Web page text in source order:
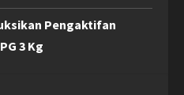
Pengaktifan
3 Kg